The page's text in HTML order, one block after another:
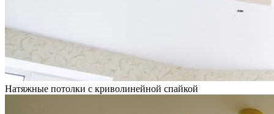
Натяжные потолки с криволинейной спайкой